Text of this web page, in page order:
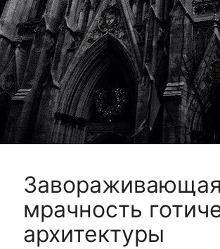
Завораживающая
мрачность
архитектуры